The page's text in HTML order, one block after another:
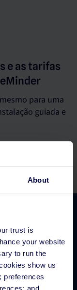
About
trust is
your website
to run the
show us
preferences
and
e as tarifas
para uma
guiada e